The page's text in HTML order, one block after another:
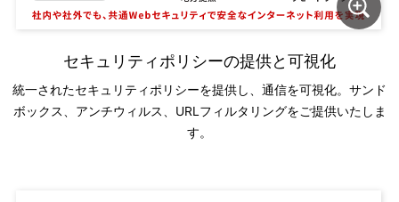
セキュリティポリシーの提供と可視化
統一されたセキュリティポリシーを提供し、通信を可視化。サンド
ボックス、アンチウィルス、URLフィルタリングをご提供いたしま
す。